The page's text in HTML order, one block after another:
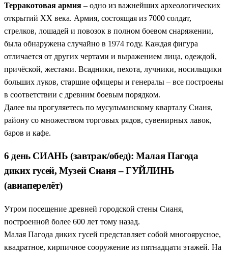
Терракотовая армия – одно из важнейших археологических
открытий XX века. Армия, состоящая из 7000 солдат,
стрелков, лошадей и повозок в полном боевом снаряжении,
была обнаружена случайно в 1974 году. Каждая фигура
отличается от других чертами и выражением лица, одеждой,
причёской, жестами. Всадники, пехота, лучники, носильщики
больших луков, старшие офицеры и генералы – все построены
в соответствии с древним боевым порядком.
Далее вы прогуляетесь по мусульманскому кварталу Сианя,
району со множеством торговых рядов, сувенирных лавок,
баров и кафе.
6 день СИАНЬ (завтрак/обед): Малая Пагода
диких гусей, Музей Сианя – ГУЙЛИНЬ
(авиаперелёт)
Утром посещение древней городской стены Сианя,
построенной более 600 лет тому назад.
Малая Пагода диких гусей представляет собой многоярусное,
квадратное, кирпичное сооружение из пятнадцати этажей. На